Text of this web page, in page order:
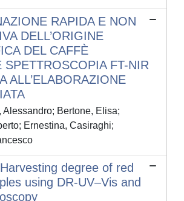
RAPIDA E NON
DELL’ORIGINE
DEL CAFFÈ
SPETTROSCOPIA FT-NIR
ALL’ELABORAZIONE
Alessandro; Bertone, Elisa;
Ernestina, Casiraghi;
degree of red
using DR-UV–Vis and